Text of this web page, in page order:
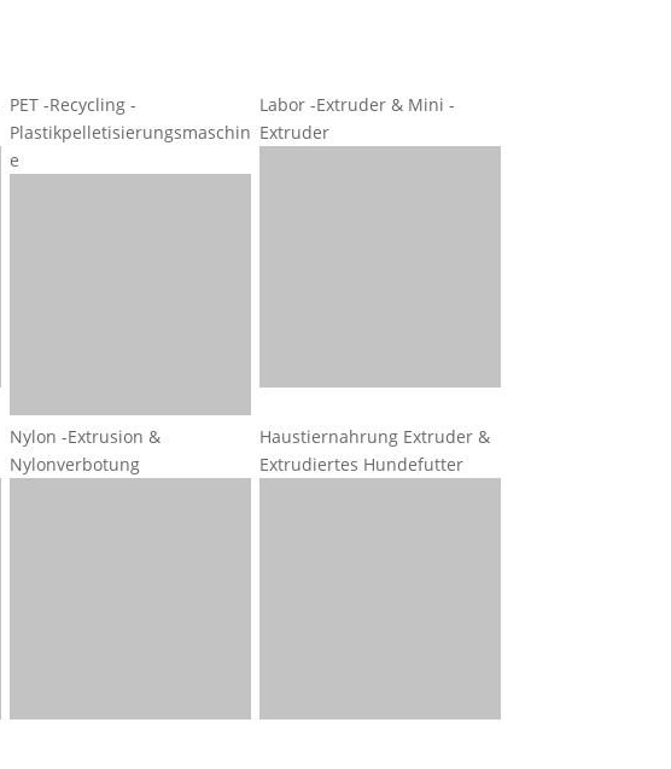
PET -Recycling -
Plastikpelletisierungsmaschin
e
Labor -Extruder & Mini -
Extruder
Nylon -Extrusion &
Nylonverbotung
Haustiernahrung Extruder &
Extrudiertes Hundefutter